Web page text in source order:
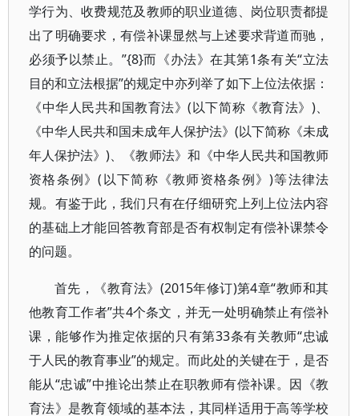
学行为、收费规范及教师的职业道德、岗位职责都提
出了明确要求，有偿补课显然与上述要求背道而驰，
必须予以禁止。”{8}而《办法》在其第1条有关“立法
目的和立法根据”的规定中亦列举了如下上位法依据：
《中华人民共和国教育法》(以下简称《教育法》)、
《中华人民共和国未成年人保护法》(以下简称《未成
年人保护法》)、《教师法》和《中华人民共和国教师
资格条例》(以下简称《教师资格条例》)等法律法
规。有鉴于此，我们只有在仔细研究上列上位法内容
的基础上才能回答教育部是否有权制定有偿补课禁令
的问题。
首先，《教育法》(2015年修订)第4章“教师和其
他教育工作者”共4个条文，并无一处明确禁止有偿补
课，能够作为推定依据的只有第33条有关教师“忠诚
于人民的教育事业”的规定。而此处的关键在于，是否
能从“忠诚”中推论出禁止在职教师有偿补课。因《教
育法》是教育领域的基本法，其同样适用于高等学校